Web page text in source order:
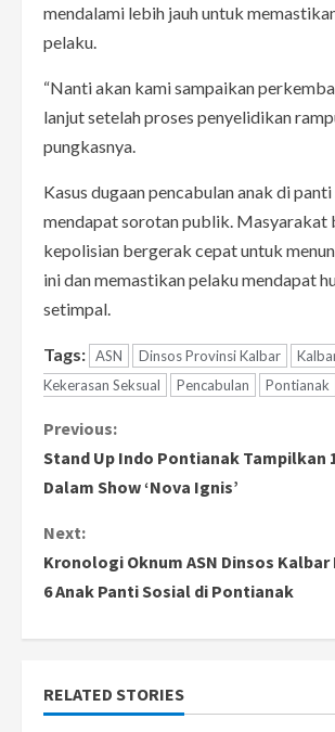
mendalami lebih jauh untuk
pelaku.
“Nanti akan kami sampaikan
lanjut setelah proses penyelidikan
pungkasnya.
Kasus dugaan pencabulan anak di
mendapat sorotan publik. Masyarakat
kepolisian bergerak cepat untuk
ini dan memastikan pelaku mendapat
setimpal.
Tags: ASN Dinsos Provinsi Kalbar
Kekerasan Seksual
Pencabulan Pontianak
C
o
n
t
u
Previous:
Stand Up Indo Pontianak Tampilkan
Dalam Show ‘Nova Ignis’
Next:
Kronologi Oknum ASN Dinsos Kalbar
6 Anak Panti Sosial di Pontianak
RELATED STORIES